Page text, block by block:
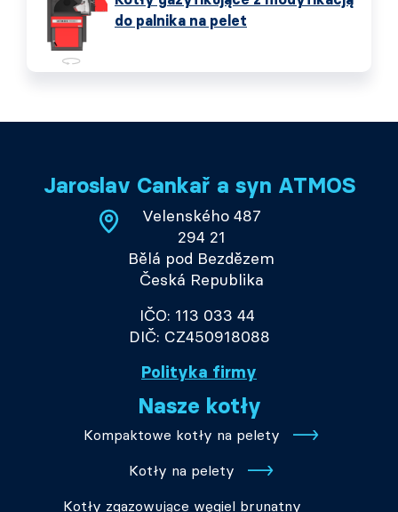
do palnika na pelet
Jaroslav Cankař a syn ATMOS
Velenského 487
294 21
Bělá pod Bezdězem
Česká Republika
IČO: 113 033 44
DIČ: CZ450918088
Polityka firmy
Nasze kotły
Kompaktowe kotły na pelety
Kotły na pelety
Kotły zgazowujące węgiel brunatny